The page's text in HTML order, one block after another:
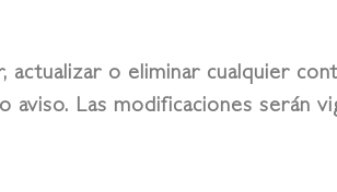
actualizar o eliminar cualquier
Las modificaciones serán